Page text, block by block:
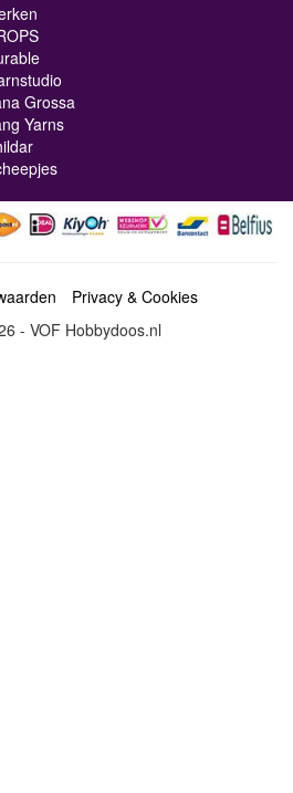
Grossa
Yarns
Privacy & Cookies
- VOF Hobbydoos.nl